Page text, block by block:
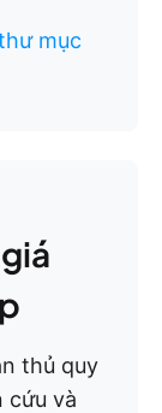
mục
thủ quy
cứu và